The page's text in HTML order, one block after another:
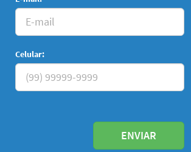
26 - Cadastro Nacional de
por Violência
(CNVM)
21/05/2026às10:00
26 - Lei de Execução Penal
CNJ 08/05/2026às10:00
Celular:
ENVIAR